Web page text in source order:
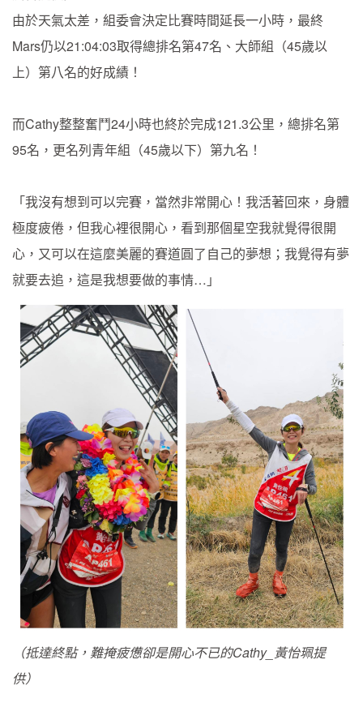
由於天氣太差，組委會決定比賽時間延長一小時，最終
Mars仍以21:04:03取得總排名第47名、大師組（45歲以
上）第八名的好成績！
而Cathy整整奮鬥24小時也終於完成121.3公里，總排名第
95名，更名列青年組（45歲以下）第九名！
「我沒有想到可以完賽，當然非常開心！我活著回來，身體
極度疲倦，但我心裡很開心，看到那個星空我就覺得很開
心，又可以在這麼美麗的賽道圓了自己的夢想；我覺得有夢
就要去追，這是我想要做的事情…」
（抵達終點，難掩疲憊卻是開心不已的Cathy_黃怡珮提
供）